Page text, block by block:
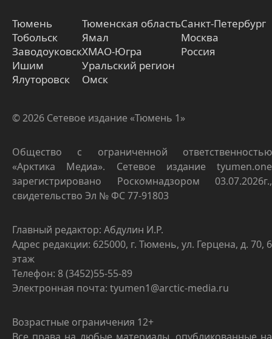
Тюмень
Тобольск
Заводоуковск
Ишим
Ялуторовск
Тюменская область
Ямал
ХМАО-Югра
Уральский регион
Омск
Санкт-Петербург
Москва
Россия
© 2026 Сетевое издание «Тюмень 1»
Общество с ограниченной ответственностью
«Арктика Медиа». Сетевое издание tyumen.one
зарегистрировано Роскомнадзором 03.07.2026г.,
свидетельство Эл № ФС 77-91803
Главный редактор: Абдулин И.Р.
Адрес редакции: 625000, г. Тюмень, ул. Герцена, д. 70, 6
этаж
Телефон: 8 (3452)55-55-89
Электронная почта: tyumen1@arctic-media.ru
Возрастные ограничения 12+